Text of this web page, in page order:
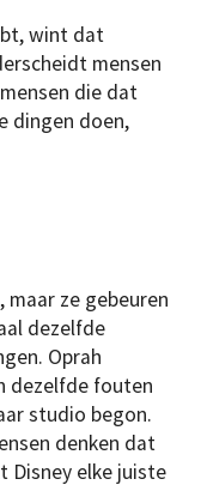
wint dat
mensen
die dat
dingen doen,
maar ze gebeuren
dezelfde
Oprah
dezelfde fouten
studio begon.
denken dat
Disney elke juiste